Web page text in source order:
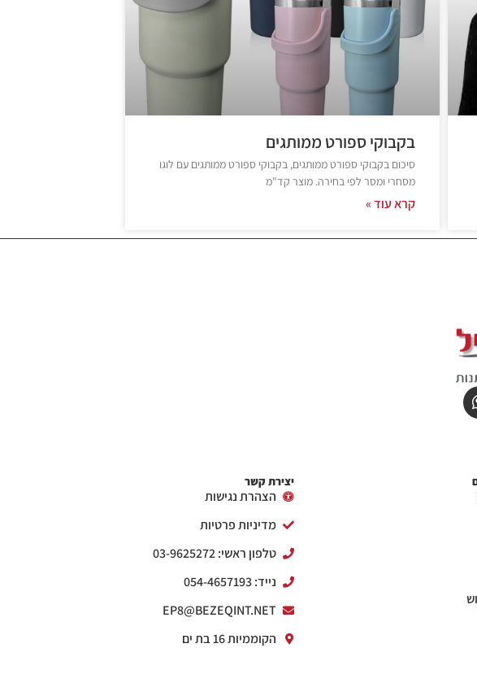
בקבוקי ספורט ממותגים
סיכום בקבוקי ספורט ממותגים, בקבוקי ספורט ממותגים עם לוגו
מסחרי ומסר לפי בחירה. מוצר קד"מ
קרא עוד »
יצירת קשר
הצהרת נגישות
מדיניות פרטיות
טלפון ראשי: 03-9625272
נייד: 054-4657193
EP8@BEZEQINT.NET
הקוממיות 16 בת ים